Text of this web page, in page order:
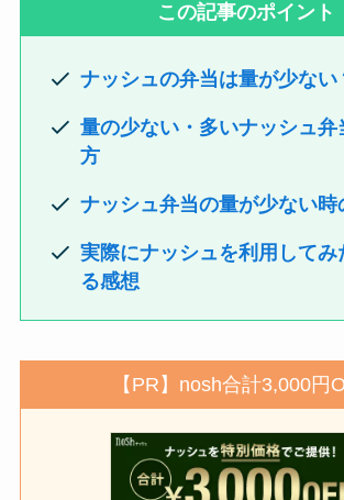
この記事のポイント
ナッシュの弁当は量が少ない
量の少ない・多いナッシュ弁
方
ナッシュ弁当の量が少ない時
実際にナッシュを利用してみ
る感想
【PR】nosh合計3,000円